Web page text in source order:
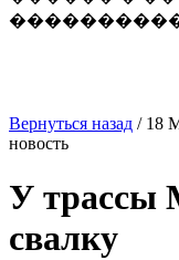
Вернуться назад / 18
новость
У трассы
свалку